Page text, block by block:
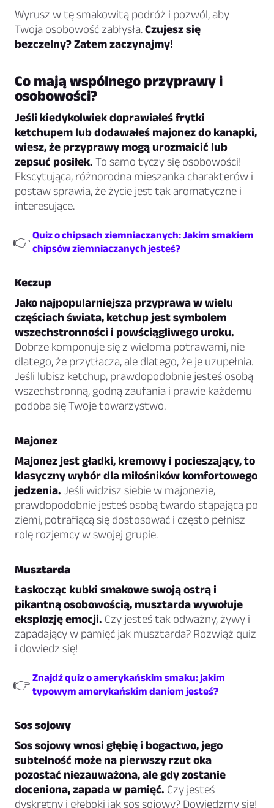
Wyrusz w tę smakowitą podróż i pozwól, aby
Twoja osobowość zabłysła.Czujesz się
bezczelny? Zatem zaczynajmy!
Co mają wspólnego przyprawy i
osobowości?
Jeśli kiedykolwiek doprawiałeś frytki
ketchupem lub dodawałeś majonez do kanapki,
wiesz, że przyprawy mogą urozmaicić lub
zepsuć posiłek. To samo tyczy się osobowości!
Ekscytująca, różnorodna mieszanka charakterów i
postaw sprawia, że życie jest tak aromatyczne i
interesujące.
👉 Quiz o chipsach ziemniaczanych: Jakim smakiem
chipsów ziemniaczanych jesteś?
Keczup
Jako najpopularniejsza przyprawa w wielu
częściach świata, ketchup jest symbolem
wszechstronności i powściągliwego uroku.
Dobrze komponuje się z wieloma potrawami, nie
dlatego, że przytłacza, ale dlatego, że je uzupełnia.
Jeśli lubisz ketchup, prawdopodobnie jesteś osobą
wszechstronną, godną zaufania i prawie każdemu
podoba się Twoje towarzystwo.
Majonez
Majonez jest gładki, kremowy i pocieszający, to
klasyczny wybór dla miłośników komfortowego
jedzenia. Jeśli widzisz siebie w majonezie,
prawdopodobnie jesteś osobą twardo stąpającą po
ziemi, potrafiącą się dostosować i często pełnisz
rolę rozjemcy w swojej grupie.
Musztarda
Łaskocząc kubki smakowe swoją ostrą i
pikantną osobowością, musztarda wywołuje
eksplozję emocji. Czy jesteś tak odważny, żywy i
zapadający w pamięć jak musztarda? Rozwiąż quiz
i dowiedz się!
👉 Znajdź quiz o amerykańskim smaku: jakim
typowym amerykańskim daniem jesteś?
Sos sojowy
Sos sojowy wnosi głębię i bogactwo, jego
subtelność może na pierwszy rzut oka
pozostać niezauważona, ale gdy zostanie
doceniona, zapada w pamięć. Czy jesteś
dyskretny i głęboki jak sos sojowy? Dowiedzmy się!